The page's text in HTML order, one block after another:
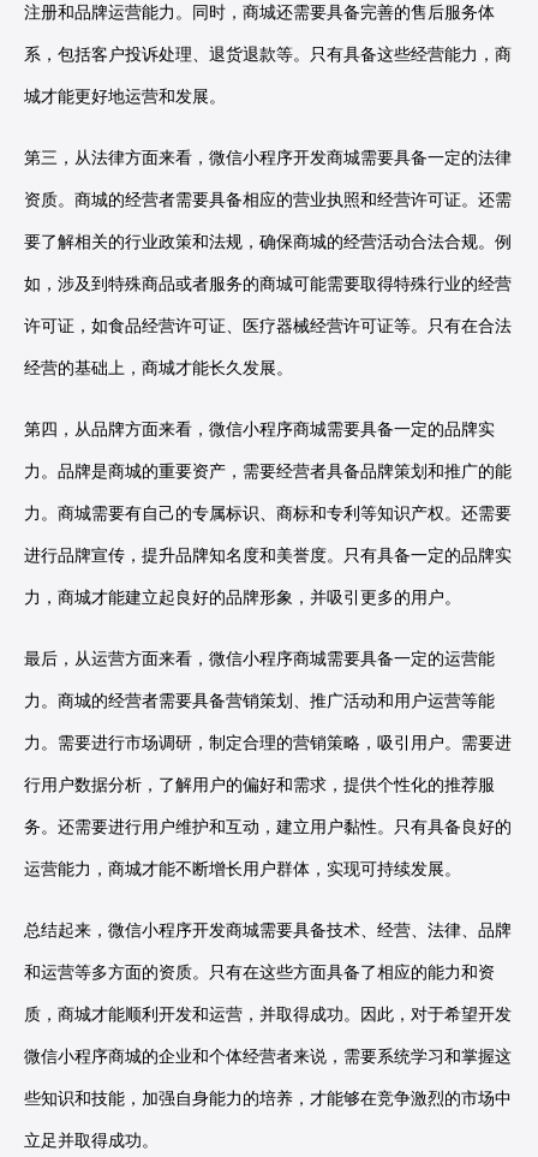
注册和品牌运营能力。同时，商城还需要具备完善的售后服务体
系，包括客户投诉处理、退货退款等。只有具备这些经营能力，商
城才能更好地运营和发展。
第三，从法律方面来看，微信小程序开发商城需要具备一定的法律
资质。商城的经营者需要具备相应的营业执照和经营许可证。还需
要了解相关的行业政策和法规，确保商城的经营活动合法合规。例
如，涉及到特殊商品或者服务的商城可能需要取得特殊行业的经营
许可证，如食品经营许可证、医疗器械经营许可证等。只有在合法
经营的基础上，商城才能长久发展。
第四，从品牌方面来看，微信小程序商城需要具备一定的品牌实
力。品牌是商城的重要资产，需要经营者具备品牌策划和推广的能
力。商城需要有自己的专属标识、商标和专利等知识产权。还需要
进行品牌宣传，提升品牌知名度和美誉度。只有具备一定的品牌实
力，商城才能建立起良好的品牌形象，并吸引更多的用户。
最后，从运营方面来看，微信小程序商城需要具备一定的运营能
力。商城的经营者需要具备营销策划、推广活动和用户运营等能
力。需要进行市场调研，制定合理的营销策略，吸引用户。需要进
行用户数据分析，了解用户的偏好和需求，提供个性化的推荐服
务。还需要进行用户维护和互动，建立用户黏性。只有具备良好的
运营能力，商城才能不断增长用户群体，实现可持续发展。
总结起来，微信小程序开发商城需要具备技术、经营、法律、品牌
和运营等多方面的资质。只有在这些方面具备了相应的能力和资
质，商城才能顺利开发和运营，并取得成功。因此，对于希望开发
微信小程序商城的企业和个体经营者来说，需要系统学习和掌握这
些知识和技能，加强自身能力的培养，才能够在竞争激烈的市场中
立足并取得成功。